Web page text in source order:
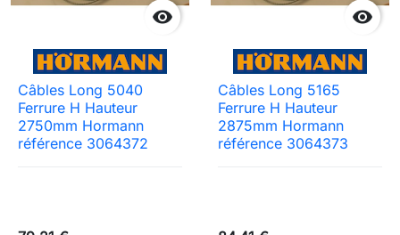

Câbles Long 5040
Ferrure H Hauteur
2750mm Hormann
référence 3064372

Câbles Long 5165
Ferrure H Hauteur
2875mm Hormann
référence 3064373